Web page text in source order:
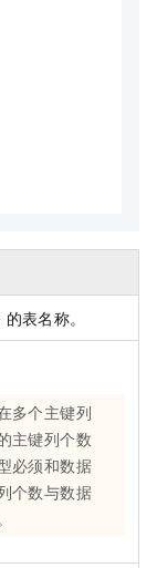
的表名称。
多个主键列
主键列个数
必须和数据
个数与数据